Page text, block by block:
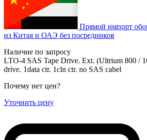
Прямой импорт
из Китая и ОАЭ без посредников
Наличие по запросу
LTO-4 SAS Tape Drive. Ext. (Ultrium 800 /
drive. 1data ctr. 1cln ctr. no SAS cabel
Почему нет цен?
Уточнить цену